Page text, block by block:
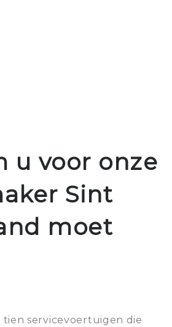
u voor onze
Sint
moet
tien servicevoertuigen die